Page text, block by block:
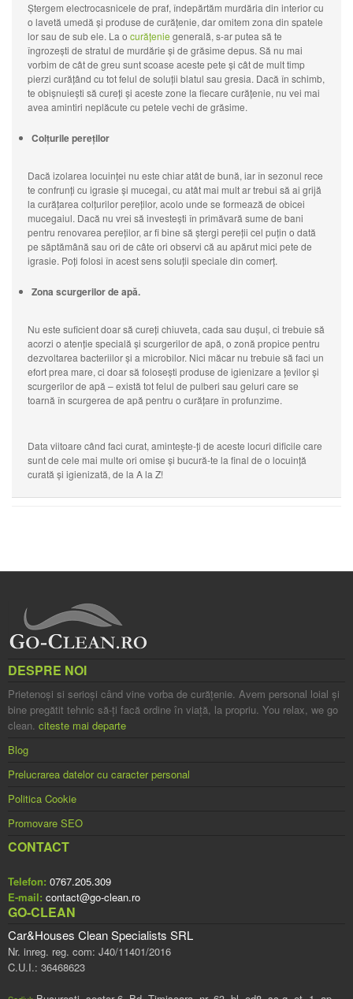
Ștergem electrocasnicele de praf, îndepărtăm murdăria din interior cu
o lavetă umedă și produse de curățenie, dar omitem zona din spatele
lor sau de sub ele. La o curățenie generală, s-ar putea să te
îngrozești de stratul de murdărie și de grăsime depus. Să nu mai
vorbim de cât de greu sunt scoase aceste pete și cât de mult timp
pierzi curățând cu tot felul de soluții blatul sau gresia. Dacă în schimb,
te obișnuiești să cureți și aceste zone la fiecare curățenie, nu vei mai
avea amintiri neplăcute cu petele vechi de grăsime.
Colțurile pereților
Dacă izolarea locuinței nu este chiar atât de bună, iar în sezonul rece
te confrunți cu igrasie și mucegai, cu atât mai mult ar trebui să ai grijă
la curățarea colțurilor pereților, acolo unde se formează de obicei
mucegaiul. Dacă nu vrei să investești în primăvară sume de bani
pentru renovarea pereților, ar fi bine să ștergi pereții cel puțin o dată
pe săptămână sau ori de câte ori observi că au apărut mici pete de
igrasie. Poți folosi în acest sens soluții speciale din comerț.
Zona scurgerilor de apă.
Nu este suficient doar să cureți chiuveta, cada sau dușul, ci trebuie să
acorzi o atenție specială și scurgerilor de apă, o zonă propice pentru
dezvoltarea bacteriilor și a microbilor. Nici măcar nu trebuie să faci un
efort prea mare, ci doar să folosești produse de igienizare a țevilor și
scurgerilor de apă – există tot felul de pulberi sau geluri care se
toarnă în scurgerea de apă pentru o curățare în profunzime.
Data viitoare când faci curat, amintește-ți de aceste locuri dificile care
sunt de cele mai multe ori omise și bucură-te la final de o locuință
curată și igienizată, de la A la Z!
DESPRE NOI
Prietenoşi si serioşi când vine vorba de curăţenie. Avem personal loial şi
bine pregătit tehnic să-ţi facă ordine în viaţă, la propriu. You relax, we go
clean. citeste mai departe
Blog
Prelucrarea datelor cu caracter personal
Politica Cookie
Promovare SEO
CONTACT
Telefon: 0767.205.309
E-mail: contact@go-clean.ro
GO-CLEAN
Car&Houses Clean Specialists SRL
Nr. inreg. reg. com: J40/11401/2016
C.U.I.: 36468623